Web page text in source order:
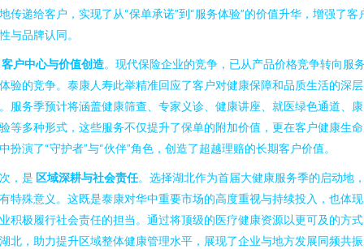
传递给客户，实现了从“保单承诺”到“服务体验”的价值升华，增强了客
与品牌认同。
客户中心与价值创造。现代保险企业的竞争，已从产品价格竞争转向服
验的竞争。泰康人寿此举精准回应了客户对健康保障和品质生活的深
服务季预计将涵盖健康筛查、专家义诊、健康讲座、就医绿色通道、
等多种形式，这些服务不仅提升了保单的附加价值，更在客户健康生
扮演了“守护者”与“伙伴”角色，创造了超越理赔的长期客户价值。
，是 区域深耕与社会责任。选择湖北作为首届大健康服务季的启动地
特殊意义。这既是泰康对华中重要市场的高度重视与持续投入，也体
积极履行社会责任的担当。通过将顶级的医疗健康资源以更可及的方
北，助力提升区域整体健康管理水平，展现了企业与地方发展同频共